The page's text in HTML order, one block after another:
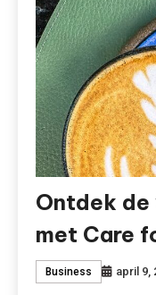
Ontdek
met Care
Business april 9,